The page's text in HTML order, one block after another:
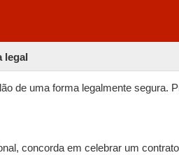
legal
de uma forma legalmente segura.
concorda em celebrar um